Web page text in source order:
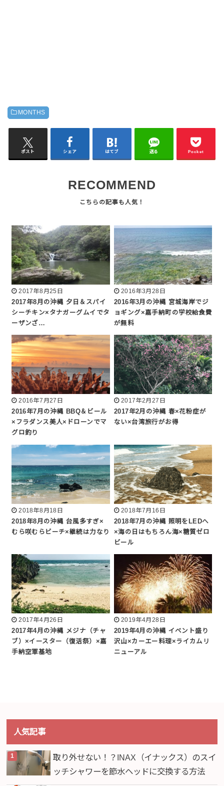
MONTHS
ポスト シェア はてブ 送る Pocket
RECOMMEND
2017年8月25日
2017年8月の沖縄 夕日＆スパイ
シーチキン×タナガーグムイでタ
ーザンざ…
2016年3月28日
2016年3月の沖縄 宮城海岸でジ
ョギング×嘉手納町の学校給食費
が無料
2016年7月27日
2016年7月の沖縄 BBQ＆ビール
×フラダンス美人×ドローンでマ
グロ釣り
2017年2月27日
2017年2月の沖縄 春×花粉症が
ない×台湾旅行がお得
2018年8月18日
2018年8月の沖縄 台風多すぎ×
むら咲むらビーチ×継続は力なり
2018年7月16日
2018年7月の沖縄 照明をLEDへ
×海の日はもちろん海×糖質ゼロ
ビール
2017年4月26日
2017年4月の沖縄 メジナ（チャ
ブ）×イースター（復活祭）×嘉
手納空軍基地
2019年4月28日
2019年4月の沖縄 イベント盛り
沢山×カーエー料理×ライカムリ
ニューアル
人気記事
取り外せない！？INAX（イナックス）のスイ
ッチシャワーを節水ヘッドに交換する方法